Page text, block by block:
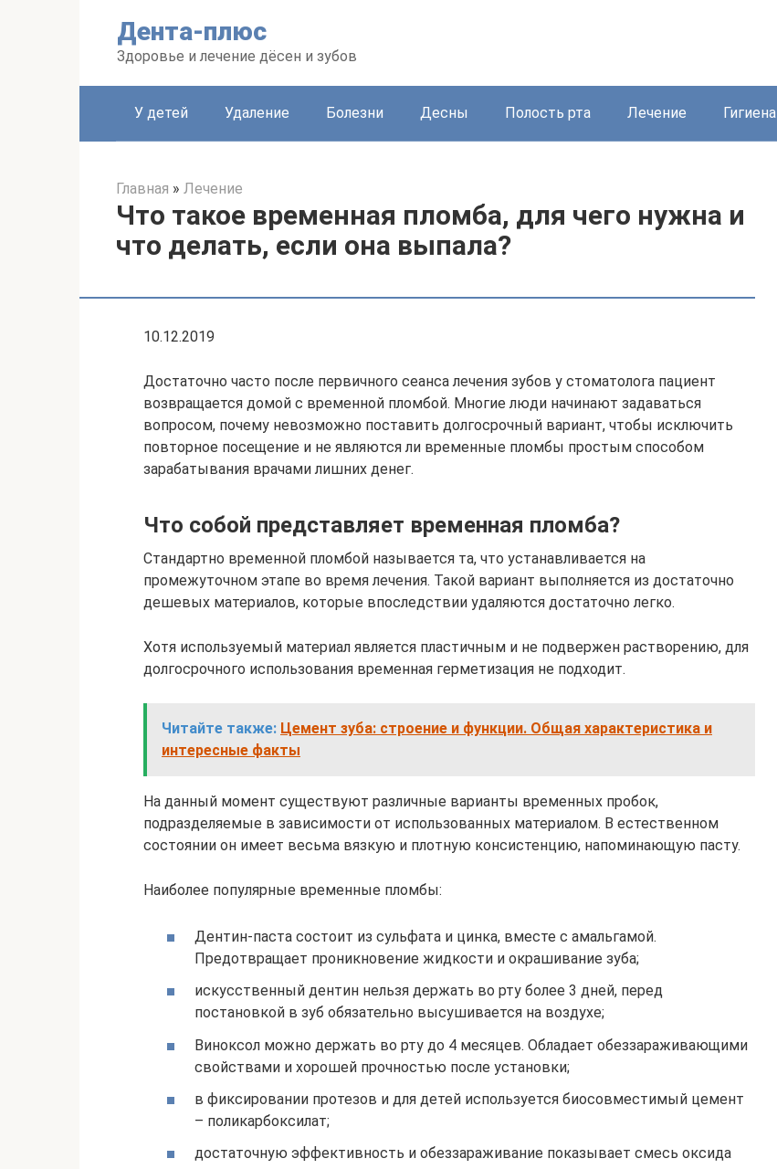
Дента-плюс
Здоровье и лечение дёсен и зубов
У детей Удаление Болезни Десны Полость рта Лечение Гигиена
Главная » Лечение
Что такое временная пломба, для чего нужна и
что делать, если она выпала?
10.12.2019
Достаточно часто после первичного сеанса лечения зубов у стоматолога пациент
возвращается домой с временной пломбой. Многие люди начинают задаваться
вопросом, почему невозможно поставить долгосрочный вариант, чтобы исключить
повторное посещение и не являются ли временные пломбы простым способом
зарабатывания врачами лишних денег.
Что собой представляет временная пломба?
Стандартно временной пломбой называется та, что устанавливается на
промежуточном этапе во время лечения. Такой вариант выполняется из достаточно
дешевых материалов, которые впоследствии удаляются достаточно легко.
Хотя используемый материал является пластичным и не подвержен растворению, для
долгосрочного использования временная герметизация не подходит.
Читайте также: Цемент зуба: строение и функции. Общая характеристика и
интересные факты
На данный момент существуют различные варианты временных пробок,
подразделяемые в зависимости от использованных материалом. В естественном
состоянии он имеет весьма вязкую и плотную консистенцию, напоминающую пасту.
Наиболее популярные временные пломбы:
Дентин-паста состоит из сульфата и цинка, вместе с амальгамой.
Предотвращает проникновение жидкости и окрашивание зуба;
искусственный дентин нельзя держать во рту более 3 дней, перед
постановкой в зуб обязательно высушивается на воздухе;
Виноксол можно держать во рту до 4 месяцев. Обладает обеззараживающими
свойствами и хорошей прочностью после установки;
в фиксировании протезов и для детей используется биосовместимый цемент
– поликарбоксилат;
достаточную эффективность и обеззараживание показывает смесь оксида